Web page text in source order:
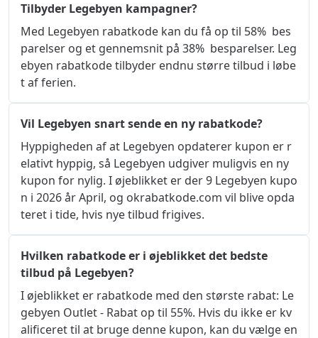
Tilbyder Legebyen kampagner?
Med Legebyen rabatkode kan du få op til 58%  bes
parelser og et gennemsnit på 38%  besparelser. Leg
ebyen rabatkode tilbyder endnu større tilbud i løbe
t af ferien.
Vil Legebyen snart sende en ny rabatkode?
Hyppigheden af ​​at Legebyen opdaterer kupon er r
elativt hyppig, så Legebyen udgiver muligvis en ny
kupon for nylig. I øjeblikket er der 9 Legebyen kupo
n i 2026 år April, og okrabatkode.com vil blive opda
teret i tide, hvis nye tilbud frigives.
Hvilken rabatkode er i øjeblikket det bedste
tilbud på Legebyen?
I øjeblikket er rabatkode med den største rabat: Le
gebyen Outlet - Rabat op til 55%. Hvis du ikke er kv
alificeret til at bruge denne kupon, kan du vælge en